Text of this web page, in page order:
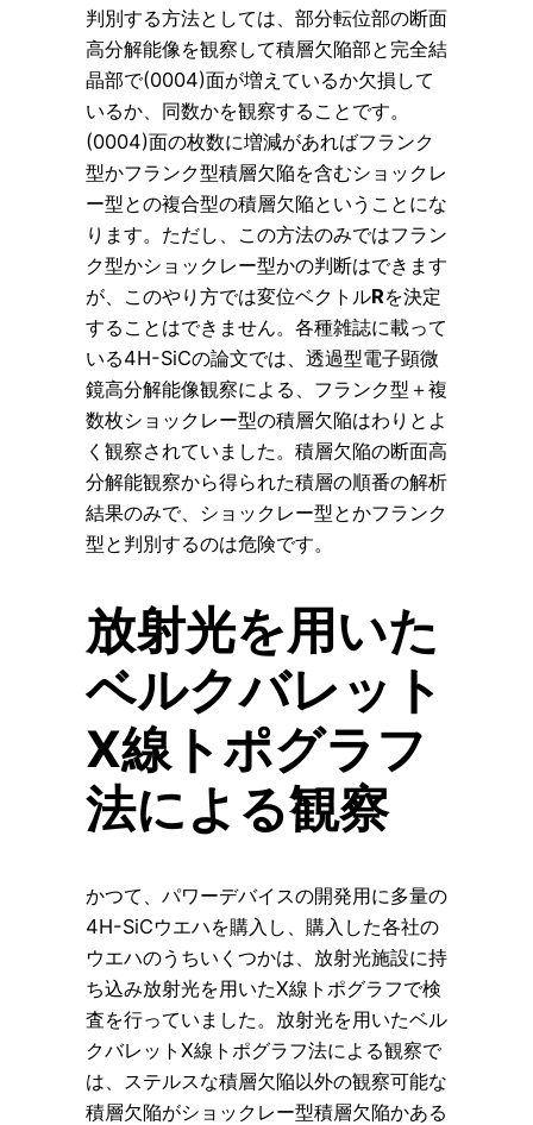
判別する方法としては、部分転位部の断面
高分解能像を観察して積層欠陥部と完全結
晶部で(0004)面が増えているか欠損して
いるか、同数かを観察することです。
(0004)面の枚数に増減があればフランク
型かフランク型積層欠陥を含むショックレ
ー型との複合型の積層欠陥ということにな
ります。ただし、この方法のみではフラン
ク型かショックレー型かの判断はできます
が、このやり方では変位ベクトルRを決定
することはできません。各種雑誌に載って
いる4H-SiCの論文では、透過型電子顕微
鏡高分解能像観察による、フランク型＋複
数枚ショックレー型の積層欠陥はわりとよ
く観察されていました。積層欠陥の断面高
分解能観察から得られた積層の順番の解析
結果のみで、ショックレー型とかフランク
型と判別するのは危険です。
放射光を用いた
ベルクバレット
X線トポグラフ
法による観察
かつて、パワーデバイスの開発用に多量の
4H-SiCウエハを購入し、購入した各社の
ウエハのうちいくつかは、放射光施設に持
ち込み放射光を用いたX線トポグラフで検
査を行っていました。放射光を用いたベル
クバレットX線トポグラフ法による観察で
は、ステルスな積層欠陥以外の観察可能な
積層欠陥がショックレー型積層欠陥かある